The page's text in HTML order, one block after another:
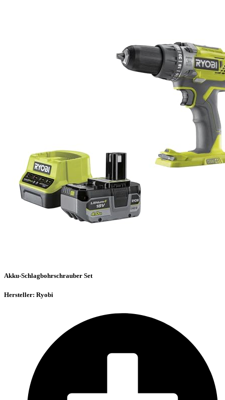
Akku-Schlagbohrschrauber Set
Hersteller: Ryobi